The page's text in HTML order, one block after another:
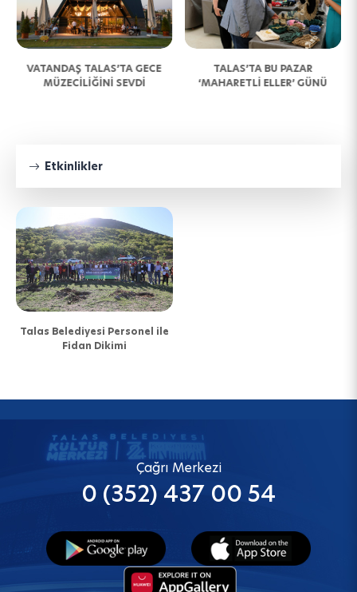
VATANDAŞ TALAS’TA GECE
MÜZECİLİĞİNİ SEVDİ
TALAS’TA BU PAZAR
‘MAHARETLİ ELLER’ GÜNÜ
Etkinlikler
Talas Belediyesi Personel ile
Fidan Dikimi
Çağrı Merkezi
0 (352) 437 00 54